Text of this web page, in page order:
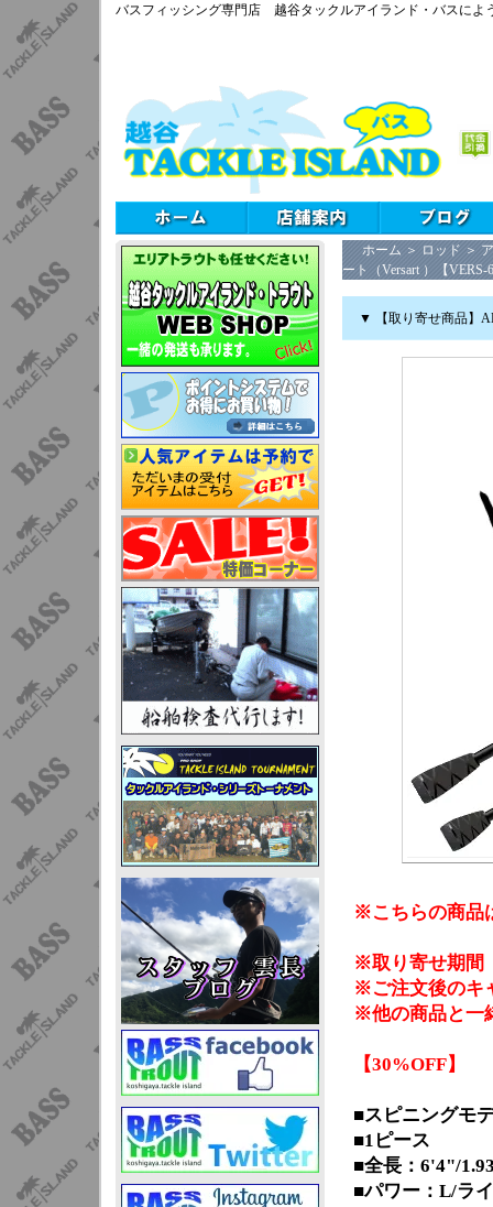
バスフィッシング専門店 越谷タックルアイランド・バスによ
ホーム ＞ ロッド ＞
ート（Versart ）【VERS-
▼ 【取り寄せ商品】
※こちらの商
※取り寄せ期
※ご注文後のキ
※他の商品と一
【30%OFF】
■スピニングモ
■1ピース
■全長：6'4"/
■パワー：L/ラ